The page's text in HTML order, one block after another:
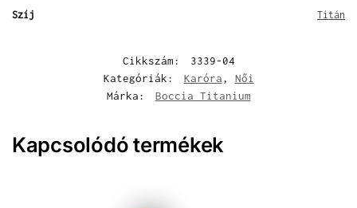
Szíj Titán
Cikkszám:
3339-04
Kategóriák:
Karóra, Női
Márka:
Boccia Titanium
Kapcsolódó termékek